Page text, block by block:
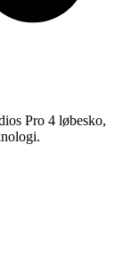
Pro 4 løbesko,